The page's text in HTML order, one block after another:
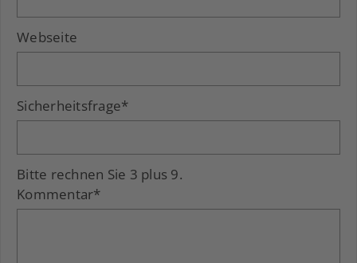
Webseite
Sicherheitsfrage*
Bitte rechnen Sie 3 plus 9.
Kommentar*